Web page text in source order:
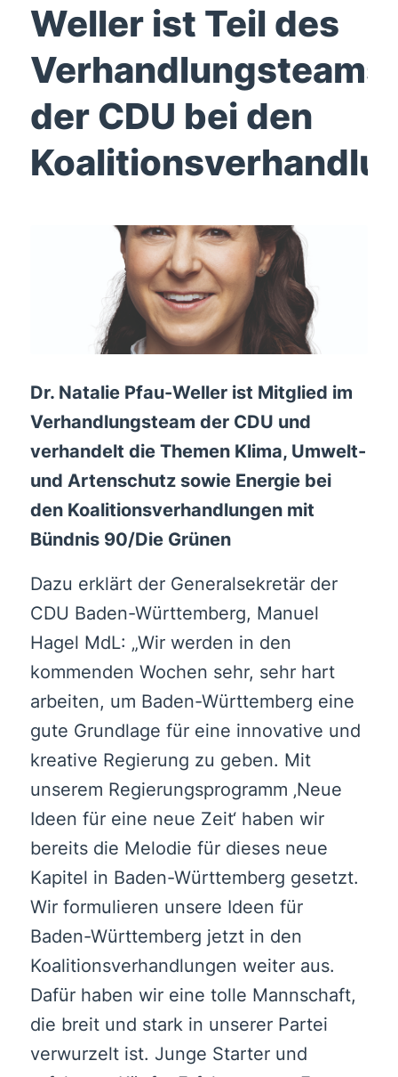
Weller ist Teil des
Verhandlungsteams
der CDU bei den
Dr. Natalie Pfau-Weller ist Mitglied im
Verhandlungsteam der CDU und
verhandelt die Themen Klima, Umwelt-
und Artenschutz sowie Energie bei
den Koalitionsverhandlungen mit
Bündnis 90/Die Grünen
Dazu erklärt der Generalsekretär der
CDU Baden-Württemberg, Manuel
Hagel MdL: „Wir werden in den
kommenden Wochen sehr, sehr hart
arbeiten, um Baden-Württemberg eine
gute Grundlage für eine innovative und
kreative Regierung zu geben. Mit
unserem Regierungsprogramm ‚Neue
Ideen für eine neue Zeit‘ haben wir
bereits die Melodie für dieses neue
Kapitel in Baden-Württemberg gesetzt.
Wir formulieren unsere Ideen für
Baden-Württemberg jetzt in den
Koalitionsverhandlungen weiter aus.
Dafür haben wir eine tolle Mannschaft,
die breit und stark in unserer Partei
verwurzelt ist. Junge Starter und